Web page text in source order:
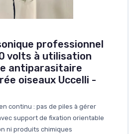
professionnel
volts à utilisation
antiparasitaire
oiseaux Uccelli -
continu : pas de piles à gérer
support de fixation orientable
ni produits chimiques